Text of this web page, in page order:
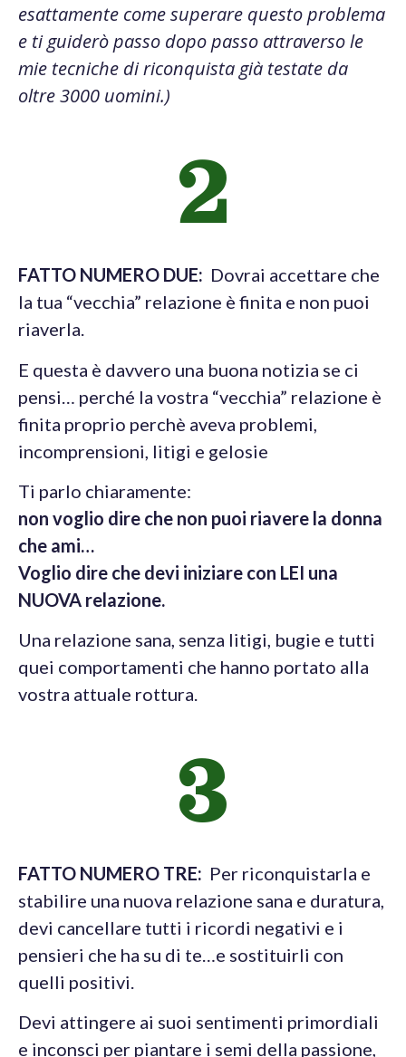
esattamente come superare questo problema
e ti guiderò passo dopo passo attraverso le
mie tecniche di riconquista già testate da
oltre 3000 uomini.)
2
FATTO NUMERO DUE: Dovrai accettare che
la tua “vecchia” relazione è finita e non puoi
riaverla.
E questa è davvero una buona notizia se ci
pensi… perché la vostra “vecchia” relazione è
finita proprio perchè aveva problemi,
incomprensioni, litigi e gelosie
Ti parlo chiaramente:
non voglio dire che non puoi riavere la donna
che ami…
Voglio dire che devi iniziare con LEI una
NUOVA relazione.
Una relazione sana, senza litigi, bugie e tutti
quei comportamenti che hanno portato alla
vostra attuale rottura.
3
FATTO NUMERO TRE: Per riconquistarla e
stabilire una nuova relazione sana e duratura,
devi cancellare tutti i ricordi negativi e i
pensieri che ha su di te…e sostituirli con
quelli positivi.
Devi attingere ai suoi sentimenti primordiali
e inconsci per piantare i semi della passione,